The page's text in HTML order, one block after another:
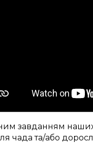
завданням
чада та/або